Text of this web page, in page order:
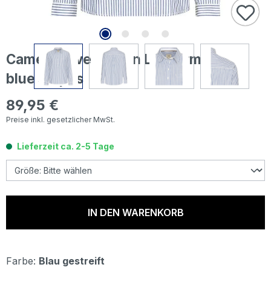
Camel active Damen Langarm Bluse
blue stripes
Regulärer Preis:
89,95 €
Preise inkl. gesetzlicher MwSt.
Lieferzeit ca. 2-5 Tage
IN DEN WARENKORB
Farbe: Blau gestreift